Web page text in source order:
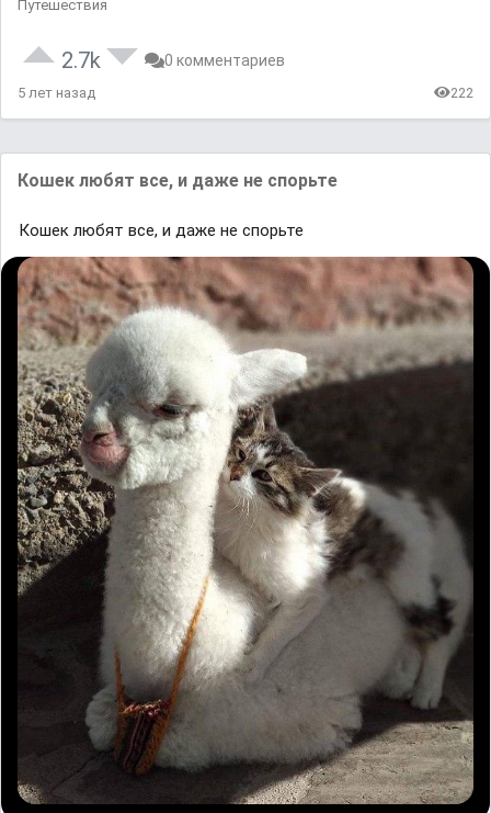
Путешествия
2.7k 0 комментариев
5 лет назад 222
Кошек любят все, и даже не спорьте
Кошек любят все, и даже не спорьте